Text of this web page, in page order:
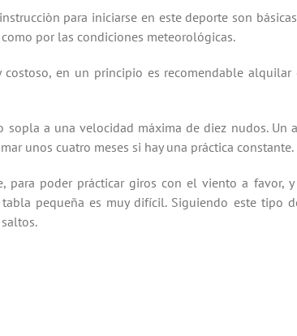
para iniciarse en este deporte son
como por las condiciones meteorológicas.
costoso, en un principio es recomendable alquilar
sopla a una velocidad máxima de diez nudos. Un
unos cuatro meses si hay una práctica constante.
para poder prácticargiros con el viento a favor,
pequeña es muy difícil. Siguiendo este tipo
saltos.